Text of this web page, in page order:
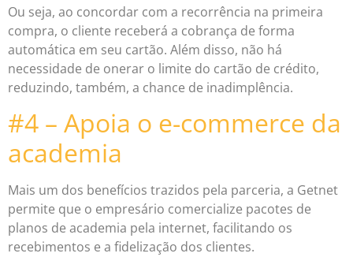
Ou seja, ao concordar com a recorrência na primeira
compra, o cliente receberá a cobrança de forma
automática em seu cartão. Além disso, não há
necessidade de onerar o limite do cartão de crédito,
reduzindo, também, a chance de inadimplência.
#4 – Apoia o e-commerce da
academia
Mais um dos benefícios trazidos pela parceria, a Getnet
permite que o empresário comercialize pacotes de
planos de academia pela internet, facilitando os
recebimentos e a fidelização dos clientes.